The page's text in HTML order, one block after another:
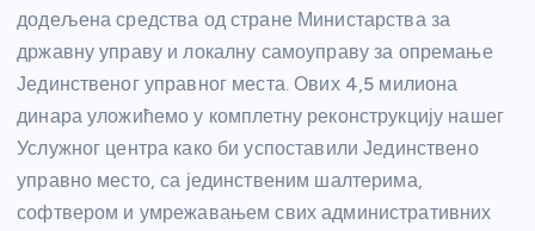
додељена средства од стране Министарства за
државну управу и локалну самоуправу за опремање
Јединственог управног места. Ових 4,5 милиона
динара уложићемо у комплетну реконструкцију нашег
Услужног центра како би успоставили Јединствено
управно место, са јединственим шалтерима,
софтвером и умрежавањем свих административних